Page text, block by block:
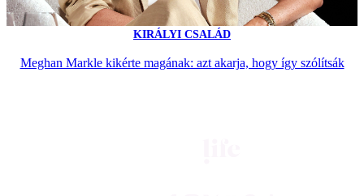
KIRÁLYI CSALÁD
Meghan Markle kikérte magának: azt akarja, hogy így szólítsák